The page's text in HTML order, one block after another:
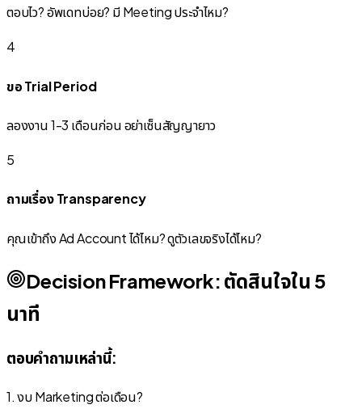
ตอบไว? อัพเดทบ่อย? มี Meeting ประจำไหม?
4
ขอ Trial Period
ลองงาน 1-3 เดือนก่อน อย่าเซ็นสัญญายาว
5
ถามเรื่อง Transparency
คุณเข้าถึง Ad Account ได้ไหม? ดูตัวเลขจริงได้ไหม?
Decision Framework: ตัดสินใจใน 5
นาที
ตอบคำถามเหล่านี้:
1. งบ Marketing ต่อเดือน?